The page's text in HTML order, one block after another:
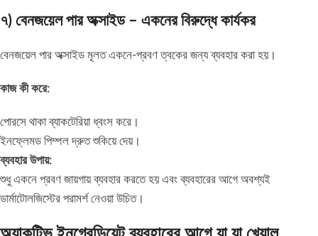
৭) বেনজয়েল পার অক্সাইড – একনের বিরুদ্ধে কার্যকর
বেনজয়েল পার অক্সাইড মূলত একনে-প্রবণ ত্বকের জন্য ব্যবহার করা হয়।
কাজ কী করে:
পোরসে থাকা ব্যাকটেরিয়া ধ্বংস করে।
ইনফ্লেমড পিম্পল দ্রুত শুকিয়ে দেয়।
ব্যবহার উপায়:
শুধু একনে প্রবণ জায়গায় ব্যবহার করতে হয় এবং ব্যবহারের আগে অবশ্যই
ডার্মাটোলজিস্টের পরামর্শ নেওয়া উচিত।